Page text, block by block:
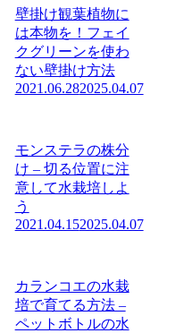
壁掛け観葉植物に
は本物を！フェイ
クグリーンを使わ
ない壁掛け方法
2021.06.282025.04.07
モンステラの株分
け – 切る位置に注
意して水栽培しよ
う
2021.04.152025.04.07
カランコエの水栽
培で育てる方法 –
ペットボトルの水